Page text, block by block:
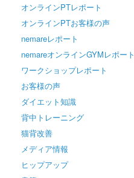
オンラインPTレポート
オンラインPTお客様の声
nemareレポート
nemareオンラインGYMレポート
ワークショップレポート
お客様の声
ダイエット知識
背中トレーニング
猫背改善
メディア情報
ヒップアップ